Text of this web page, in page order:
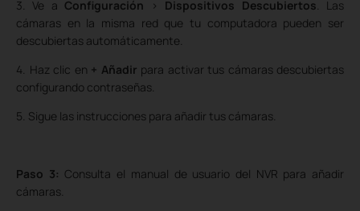
3. Ve a Configuración > Dispositivos Descubiertos . Las
cámaras en la misma red que tu computadora pueden ser
descubiertas automáticamente.
4. Haz clic en + Añadir para activar tus cámaras descubiertas
configurando contraseñas.
5. Sigue las instrucciones para añadir tus cámaras.
Paso 3: Consulta el manual de usuario del NVR para añadir
cámaras.